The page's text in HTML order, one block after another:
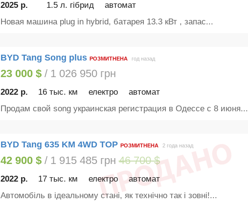
2025 р. 1.5 л. гібрид автомат
Новая машина plug in hybrid, батарея 13.3 кВт , запас...
BYD Tang Song plus РОЗМИТНЕНА год назад
23 000 $/ 1 026 950 грн
2022 р. 16 тыс. км електро автомат
Продам свой song украинская регистрация в Одессе с 8 июня...
BYD Tang 635 KM 4WD TOP РОЗМИТНЕНА 2 года назад
42 900 $/ 1 915 485 грн46 700 $
2022 р. 17 тыс. км електро автомат
Автомобіль в ідеальному стані, як технічно так і зовні!...